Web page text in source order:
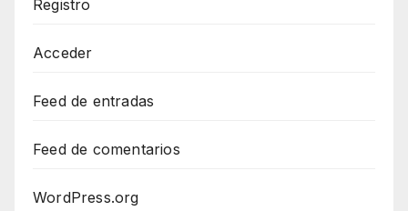
Registro
Acceder
Feed de entradas
Feed de comentarios
WordPress.org